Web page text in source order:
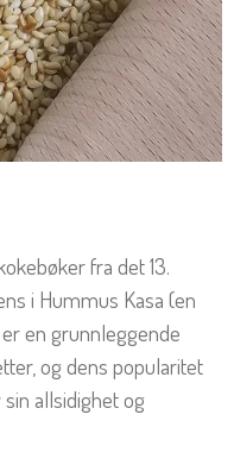
fra det 13.
i Hummus Kasa (en
en grunnleggende
og dens popularitet
allsidighet og